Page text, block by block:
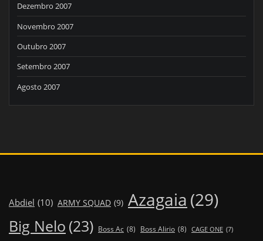
Dezembro 2007
Novembro 2007
Outubro 2007
Setembro 2007
Agosto 2007
Abdiel (10) ARMY SQUAD (9) Azagaia (29)
Big Nelo (23) Boss Ac (8) Boss Alirio (8) CAGE ONE (7)